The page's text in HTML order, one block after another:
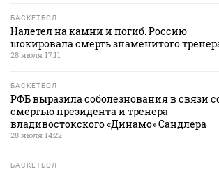
БАСКЕТБОЛ
Налетел на камни и погиб. Россию
шокировала смерть знаменитого
28 июля 17:11
БАСКЕТБОЛ
РФБ выразила соболезнования в связи
смертью президента и тренера
владивостокского «Динамо» Сандлера
28 июля 14:22
БАСКЕТБОЛ